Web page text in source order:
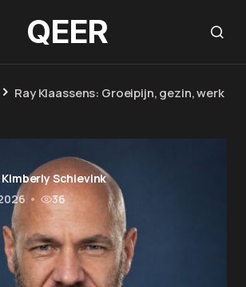
QEER
Ray Klaassens: Groeipijn, gezin, werk
Kimberly Schievink
• 36